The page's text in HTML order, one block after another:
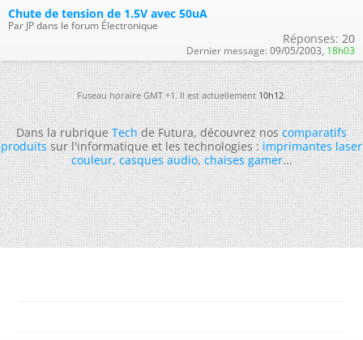
Chute de tension de 1.5V avec 50uA
Par JP dans le forum Électronique
Réponses: 20
Dernier message: 09/05/2003, 18h03
Fuseau horaire GMT +1. Il est actuellement10h12.
Dans la rubriqueTechde Futura, découvrez noscomparatifs
produitssur l'informatique et les technologies :imprimantes laser
couleur,casques audio,chaises gamer...